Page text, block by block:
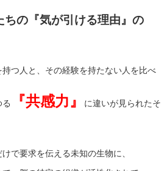
ちの『気が引ける理由』の
つ人と、その経験を持たない人を比べ
る 『共感力』
に違いが見られたそ
で要求を伝える未知の生物に、